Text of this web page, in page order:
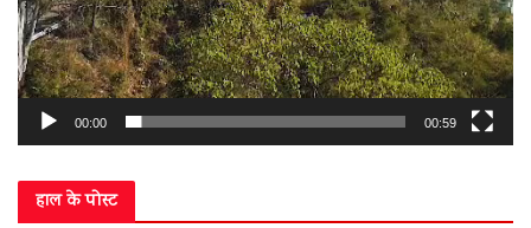
00:00 00:59
हाल के पोस्ट